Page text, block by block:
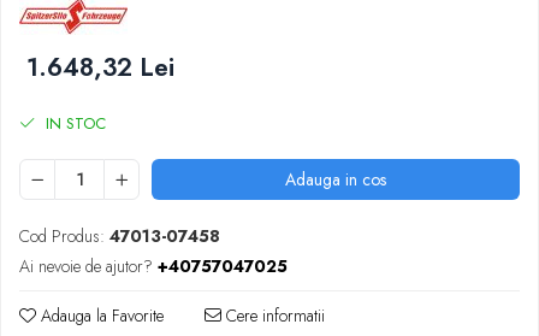
SUPAPE PNEUMATICE
SUSPENSIE
1.648,32 Lei
IN STOC
Adauga in cos
Cod Produs: 47013-07458
Ai nevoie de ajutor? +40757047025
Adauga la Favorite Cere informatii